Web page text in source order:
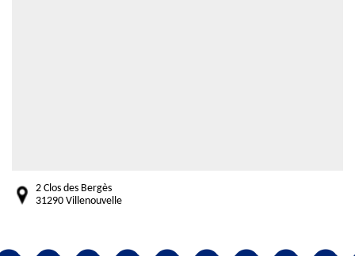
2 Clos des Bergès
31290 Villenouvelle